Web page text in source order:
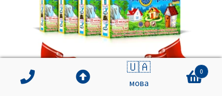
🇺🇦
мова
0